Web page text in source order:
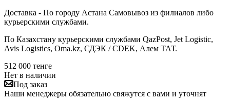
Доставка - По городу Астана Самовывоз из филиалов либо
курьерскими службами.
По Казахстану курьерскими службами QazPost, Jet Logistic,
Avis Logistics, Oma.kz, СДЭК / CDEK, Алем ТАТ.
512 000 тенге
Нет в наличии
Под заказ
Наши менеджеры обязательно свяжутся с вами и уточнят